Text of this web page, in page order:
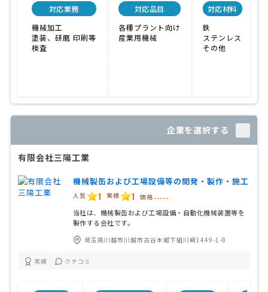
対応業務
機械加工
塗装、研磨 印刷等
検査
対応品目
各種プラント向け
産業用機械
対応材料
鉄
ステンレス
その他
企業を選択する
有限会社三陽工業
機械製缶および工場設備等の開発・製作・施工
人気 1 実績 1 価格 -----
当社は、機械製缶および工場設備・自動化機械装置等を
製作する会社です。
埼玉県川越市川越市古谷本郷下組川崎1449-1-8
実績 クチコミ